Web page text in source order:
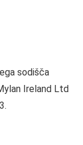
sodišča
Ireland Ltd